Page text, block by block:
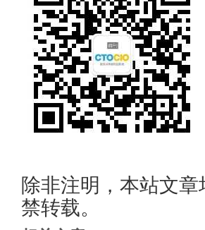
除非注明，本站文
禁转载。